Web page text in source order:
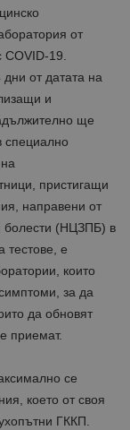
от
COVID-19.
от датата на
и
ще
специално
пристигащи
направени от
болести (НЦЗПБ) в
е
които
за да
да обновят
приемат.
се
което от своя
ГККП.